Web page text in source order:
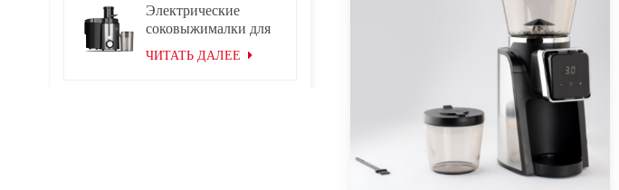
Электрические
соковыжималки для
овощей и фруктов
ЧИТАТЬ ДАЛЕЕ